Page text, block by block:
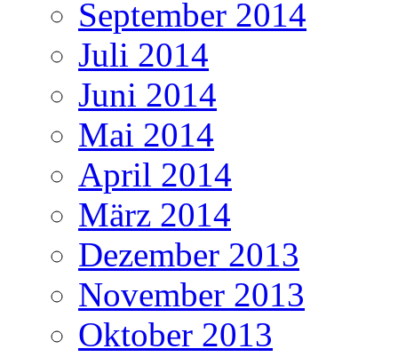
September 2014
Juli 2014
Juni 2014
Mai 2014
April 2014
März 2014
Dezember 2013
November 2013
Oktober 2013